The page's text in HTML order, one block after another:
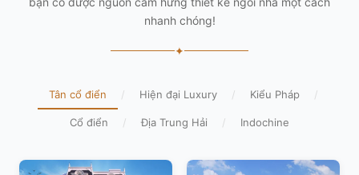
nhanh chóng!
✦
Tân cổ điển / Hiện đại Luxury / Kiểu Pháp /
Cổ điển / Địa Trung Hải / Indochine